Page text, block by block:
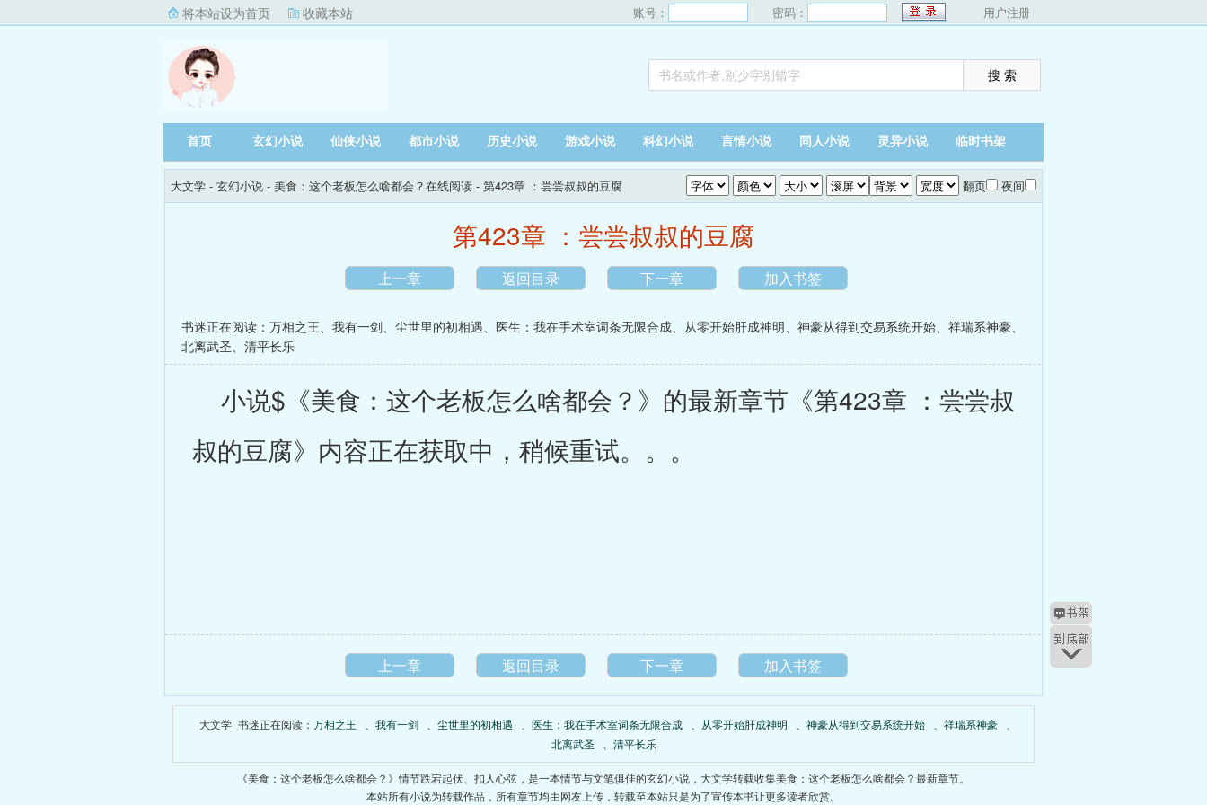
将本站设为首页 收藏本站 账号： 密码： 用户注册
首页 玄幻小说 仙侠小说 都市小说 历史小说 游戏小说 科幻小说 言情小说 同人小说 灵异小说 临时书架
大文学 - 玄幻小说 - 美食：这个老板怎么啥都会？在线阅读 - 第423章 ：尝尝叔叔的豆腐 翻页 夜间
第423章 ：尝尝叔叔的豆腐
上一章 返回目录 下一章 加入书签
书迷正在阅读： 万相之王、 我有一剑、 尘世里的初相遇、 医生：我在手术室词条无限合成、 从零开始肝成神明、 神豪从得到交易系统开始、 祥瑞系神豪、
北离武圣、 清平长乐
小说$《美食：这个老板怎么啥都会？》的最新章节《第423章 ：尝尝叔
叔的豆腐》内容正在获取中，稍候重试。。。
上一章 返回目录 下一章 加入书签
大文学_书迷正在阅读： 万相之王 我有一剑 尘世里的初相遇 医生：我在手术室词条无限合成 从零开始肝成神明 神豪从得到交易系统开始 祥瑞系神豪
北离武圣
清平长乐
《美食：这个老板怎么啥都会？》情节跌宕起伏、扣人心弦，是一本情节与文笔俱佳的玄幻小说，大文学转载收集美食：这个老板怎么啥都会？最新章节。
本站所有小说为转载作品，所有章节均由网友上传，转载至本站只是为了宣传本书让更多读者欣赏。